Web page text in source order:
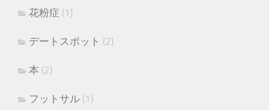
花粉症 (1)
デートスポット (2)
本 (2)
フットサル (1)